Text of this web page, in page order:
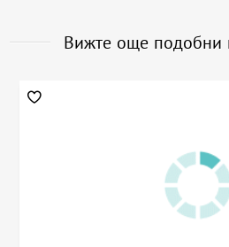
Вижте още подобни